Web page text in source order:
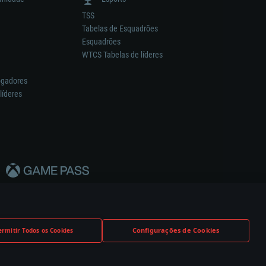
Todos os Cookies Configurações de Cookies
TSS
Tabelas de Esquadrões
Esquadrões
WTCS Tabelas de líderes